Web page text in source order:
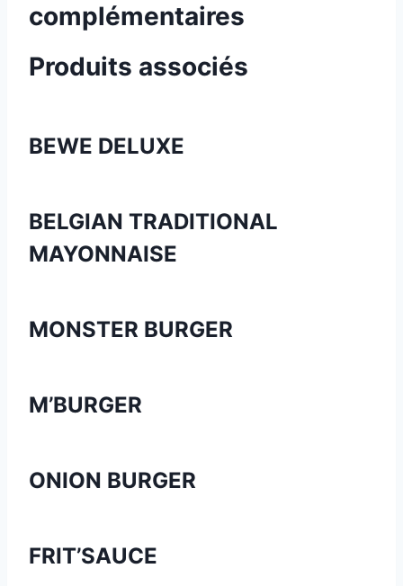
complémentaires
Produits associés
BEWE DELUXE
BELGIAN TRADITIONAL
MAYONNAISE
MONSTER BURGER
M’BURGER
ONION BURGER
FRIT’SAUCE